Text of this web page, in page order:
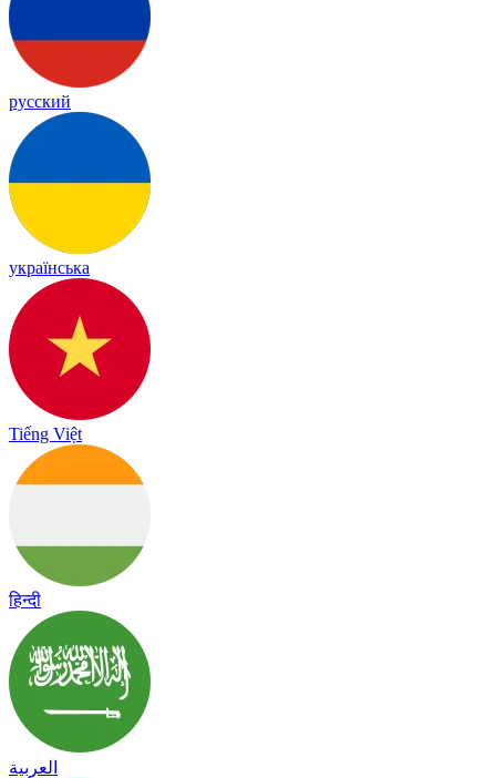
русский
українська
Tiếng Việt
हिन्दी
العربية